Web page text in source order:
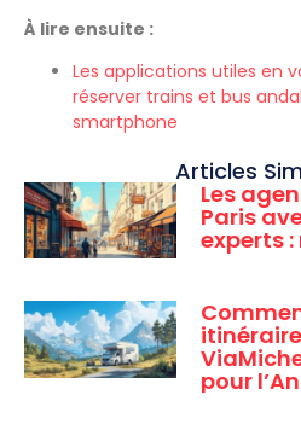
Articles
Les
Paris
experts
pour
À lire ensuite :
Les applications utiles en
réserver trains et bus
smartphone